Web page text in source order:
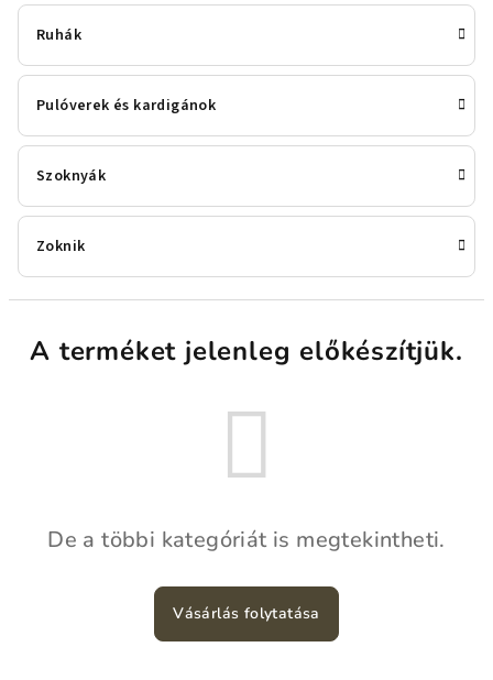
Ruhák
Pulóverek és kardigánok
Szoknyák
Zoknik
A terméket jelenleg előkészítjük.
De a többi kategóriát is megtekintheti.
Vásárlás folytatása